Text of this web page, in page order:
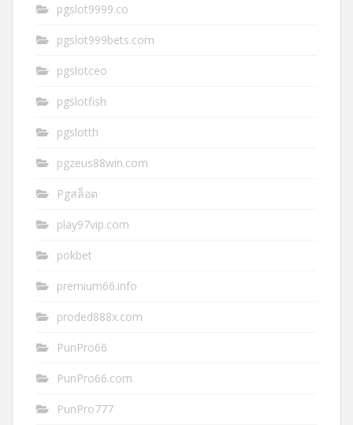
pgslot9999.co
pgslot999bets.com
pgslotceo
pgslotfish
pgslotth
pgzeus88win.com
Pgสล็อต
play97vip.com
pokbet
premium66.info
proded888x.com
PunPro66
PunPro66.com
PunPro777